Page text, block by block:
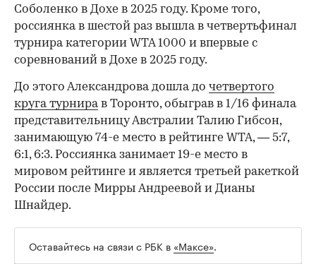
Соболенко в Дохе в 2025 году. Кроме того,
россиянка в шестой раз вышла в четвертьфинал
турнира категории WTA 1000 и впервые с
соревнований в Дохе в 2025 году.
До этого Александрова дошла до четвертого
круга турнирав Торонто, обыграв в 1/16 финала
представительницу Австралии Талию Гибсон,
занимающую 74-е место в рейтинге WTA, — 5:7,
6:1, 6:3. Россиянка занимает 19-е место в
мировом рейтинге и является третьей ракеткой
России после Мирры Андреевой и Дианы
Шнайдер.
Оставайтесь на связи с РБК в «Максе».